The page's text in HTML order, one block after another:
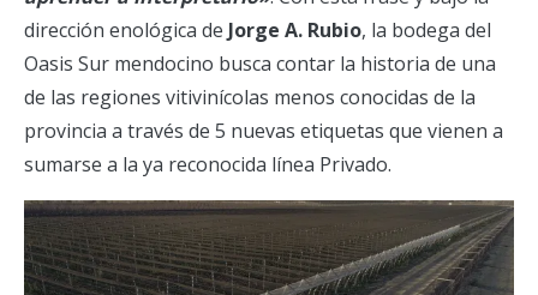
dirección enológica de Jorge A. Rubio, la bodega del
Oasis Sur mendocino busca contar la historia de una
de las regiones vitivinícolas menos conocidas de la
provincia a través de 5 nuevas etiquetas que vienen a
sumarse a la ya reconocida línea Privado.